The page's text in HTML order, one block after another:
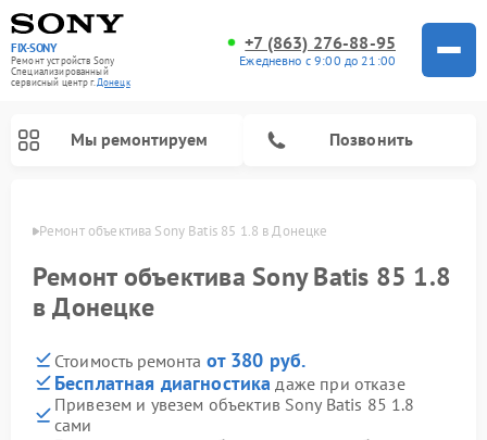
FIX-SONY
Ремонт устройств Sony
Специализированный
cервисный центр г. Донецк
+7 (863) 276-88-95
Ежедневно с 9:00 до 21:00
Мы ремонтируем Позвонить
Ремонт объектива Sony Batis 85 1.8 в Донецке
Ремонт объектива Sony Batis 85 1.8
в Донецке
Стоимость ремонта от 380 руб.
Бесплатная диагностика даже при отказе
Привезем и увезем объектив Sony Batis 85 1.8
сами